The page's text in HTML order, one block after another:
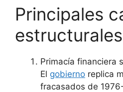
Principales
estructurales
Primacía financiera
El gobierno replica
fracasados de